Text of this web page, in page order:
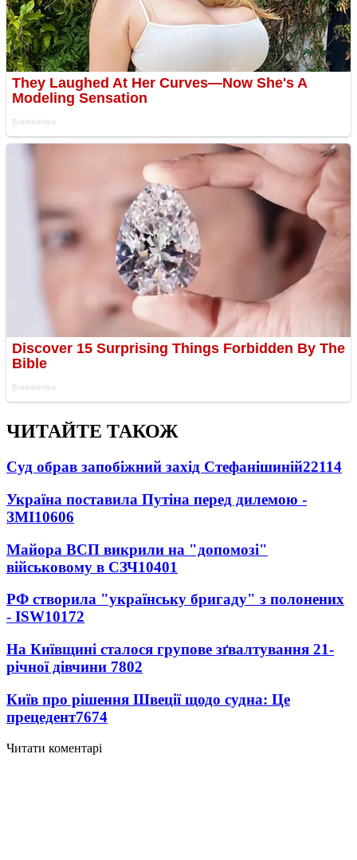
ЧИТАЙТЕ ТАКОЖ
Суд обрав запобіжний захід Стефанішиній22114
Україна поставила Путіна перед дилемою -
ЗМІ10606
Майора ВСП викрили на "допомозі"
військовому в СЗЧ10401
РФ створила "українську бригаду" з полонених
- ISW10172
На Київщині сталося групове зґвалтування 21-
річної дівчини 7802
Київ про рішення Швеції щодо судна: Це
прецедент7674
Читати коментарі